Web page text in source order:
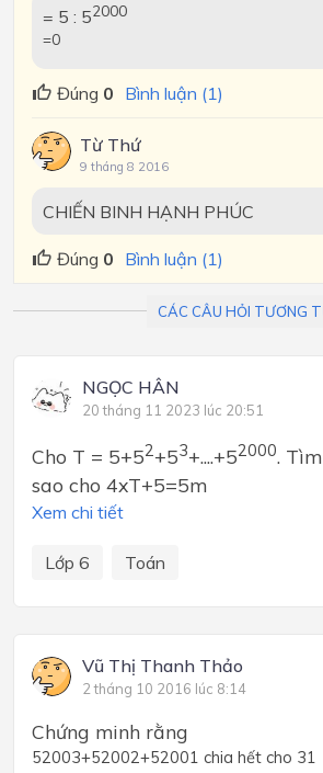
= 5 : 52000
=0
Đúng 0 Bình luận (1)
Từ Thứ
9 tháng 8 2016
CHIẾN BINH HẠNH PHÚC
Đúng 0 Bình luận (1)
CÁC CÂU HỎI TƯƠNG
NGỌC HÂN
20 tháng 11 2023 lúc 20:51
Cho T = 5+52+53+....+52000.
sao cho 4xT+5=5m
Xem chi tiết
Lớp 6 Toán
Vũ Thị Thanh Thảo
2 tháng 10 2016 lúc 8:14
Chứng minh rằng
52003+52002+52001 chia hết cho 31